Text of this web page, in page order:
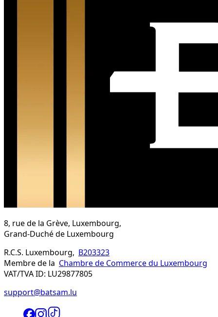
8, rue de la Grève, Luxembourg,
Grand-Duché de Luxembourg
R.C.S. Luxembourg, B203323
Membre de la Chambre de Commerce du Luxembourg
VAT/TVA ID: LU29877805
support@batsam.lu